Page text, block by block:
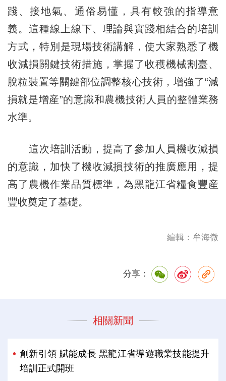
踐、接地氣、通俗易懂，具有較強的指導意
義。這種線上線下、理論與實踐相結合的培訓
方式，特別是現場技術講解，使大家熟悉了機
收減損關鍵技術措施，掌握了收穫機械割臺、
脫粒裝置等關鍵部位調整核心技術，增強了“減
損就是增産”的意識和農機技術人員的整體業務
水準。
這次培訓活動，提高了參加人員機收減損
的意識，加快了機收減損技術的推廣應用，提
高了農機作業品質標準，為黑龍江省糧食豐産
豐收奠定了基礎。
編輯：牟海微
分享：
相關新聞
創新引領 賦能成長 黑龍江省導遊職業技能提升
培訓正式開班